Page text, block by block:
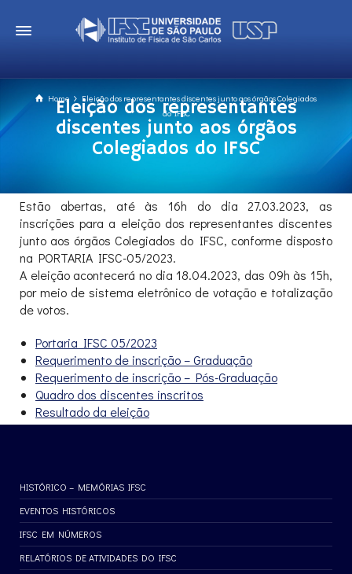
Home
Eleição dos representantes discentes junto aos órgãos Colegiados
do IFSC
Eleição dos representantes
discentes junto aos órgãos
Colegiados do IFSC
Estão abertas, até às 16h do dia 27.03.2023, as
inscrições para a eleição dos representantes discentes
junto aos órgãos Colegiados do IFSC, conforme disposto
na PORTARIA IFSC-05/2023.
A eleição acontecerá no dia 18.04.2023, das 09h às 15h,
por meio de sistema eletrônico de votação e totalização
de votos.
Portaria IFSC 05/2023
Requerimento de inscrição – Graduação
Requerimento de inscrição – Pós-Graduação
Quadro dos discentes inscritos
Resultado da eleição
HISTÓRICO – MEMÓRIAS IFSC
EVENTOS HISTÓRICOS
IFSC EM NÚMEROS
RELATÓRIOS DE ATIVIDADES DO IFSC